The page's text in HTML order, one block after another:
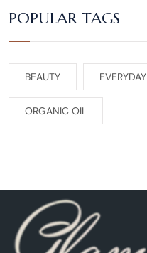
POPULAR TAGS
BEAUTY EVERYDAY
ORGANIC OIL